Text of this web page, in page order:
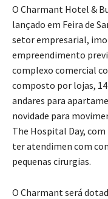
O Charmant Hotel &
lançado em Feira de
setor empresarial,
empreendimento
complexo comercial
composto por lojas,
andares para
novidade para
The Hospital Day, com
ter atendimen com
pequenas cirurgias.
O Charmant será